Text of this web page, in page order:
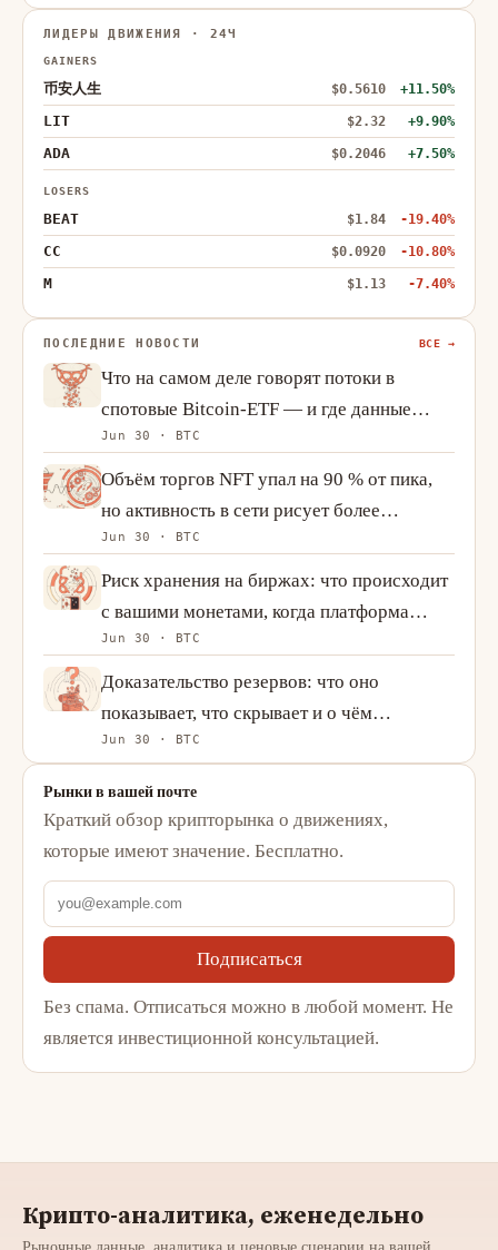
ЛИДЕРЫ ДВИЖЕНИЯ · 24Ч
GAINERS
币安人生 $0.5610 +11.50%
LIT $2.32 +9.90%
ADA $0.2046 +7.50%
LOSERS
BEAT $1.84 -19.40%
CC $0.0920 -10.80%
M $1.13 -7.40%
ПОСЛЕДНИЕ НОВОСТИ ВСЕ →
Что на самом деле говорят потоки в
спотовые Bitcoin-ETF — и где данные
оказываются недостаточными
Jun 30 · BTC
Объём торгов NFT упал на 90 % от пика,
но активность в сети рисует более
сложную картину
Jun 30 · BTC
Риск хранения на биржах: что происходит
с вашими монетами, когда платформа
терпит крах
Jun 30 · BTC
Доказательство резервов: что оно
показывает, что скрывает и о чём
спрашивать вместо этого
Jun 30 · BTC
Рынки в вашей почте
Краткий обзор крипторынка о движениях,
которые имеют значение. Бесплатно.
Подписаться
Без спама. Отписаться можно в любой момент. Не
является инвестиционной консультацией.
Крипто-аналитика, еженедельно